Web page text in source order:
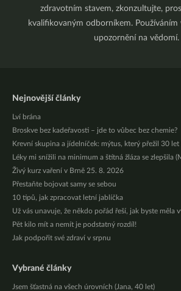
zdravotním stavem, zkonzultujte,
kvalifikovaným odborníkem.
upozornění na vědomí.
Nejnovější články
Lví brána
Broskve bez kadeřavosti – jde to vůbec bez chemie?
Krevní skupina a jídelníček: mýtus, který přežil 30
Léky mi snížili na minimum a štítná žláza se zlepšila
Živý kurz vaření v Brně 25. 8. 2026
Přestaňte bojovat samy se sebou
10 tipů, jak zpracovat letní jablíčka
Už vás unavuje, že někdo pořád řeší, jak byste měla
Pět kilo mít a nemít je podstatný rozdíl!
Jak podpořit své zdraví v srpnu
Vybrané články
Jsem šťastná na všech úrovních (Jana, 40 let)